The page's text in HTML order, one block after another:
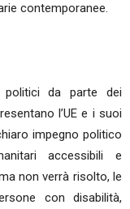
contemporanee.
da parte dei
l’UE e i suoi
impegno politico
accessibili e
non verrà risolto, le
con disabilità,